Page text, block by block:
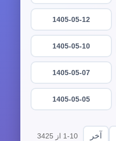
1405-05-12
1405-05-10
1405-05-07
1405-05-05
آخر 1-10 از 3425